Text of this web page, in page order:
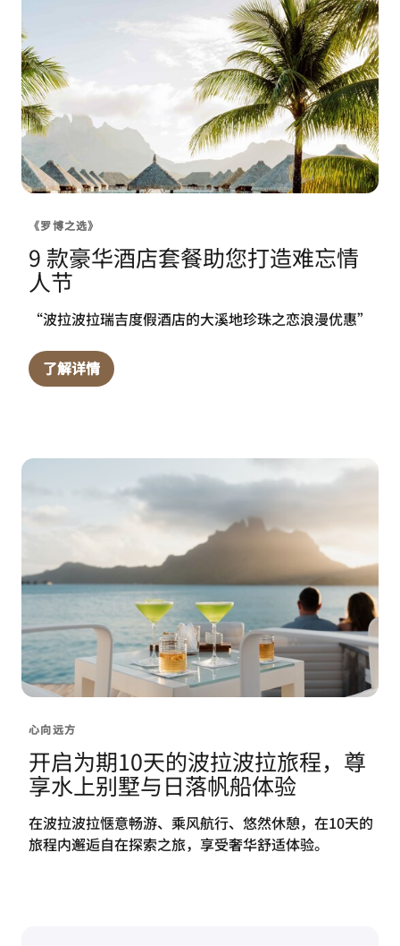
《罗博之选》
9 款豪华酒店套餐助您打造难忘情
人节
“波拉波拉瑞吉度假酒店的大溪地珍珠之恋浪漫优惠”
了解详情
心向远方
开启为期10天的波拉波拉旅程，尊
享水上别墅与日落帆船体验
在波拉波拉惬意畅游、乘风航行、悠然休憩，在10天的
旅程内邂逅自在探索之旅，享受奢华舒适体验。